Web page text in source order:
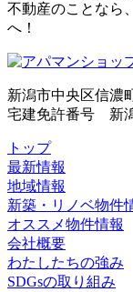
不動産のことなら
へ！
新潟市中央区信濃
宅建免許番号 新
トップ
最新情報
地域情報
新築・リノベ物件
オススメ物件情報
会社概要
わたしたちの強み
SDGsの取り組み